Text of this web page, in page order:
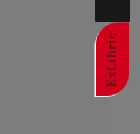
ExLibric